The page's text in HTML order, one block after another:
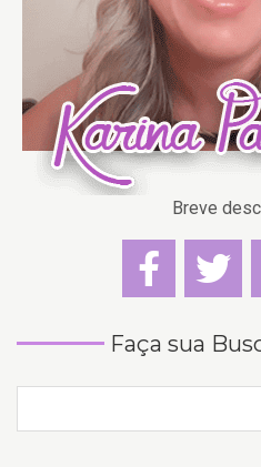
Breve
Faça sua